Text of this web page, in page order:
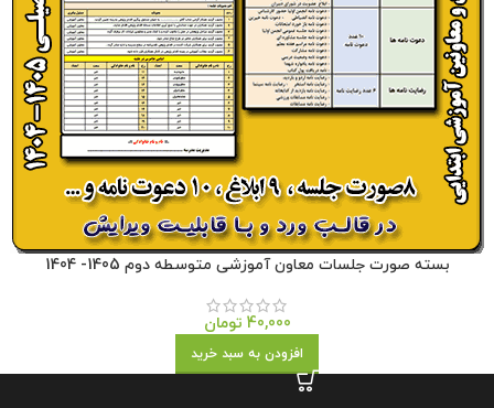
بسته صورت جلسات معاون آموزشی متوسطه دوم 1405- 1404
40,000 تومان
افزودن به سبد خرید